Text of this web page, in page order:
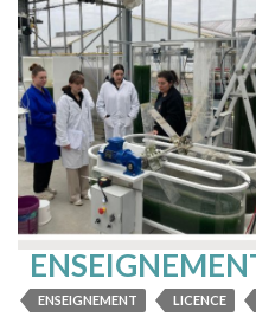
AMARE
ENSEIGNEMENT LICENCE